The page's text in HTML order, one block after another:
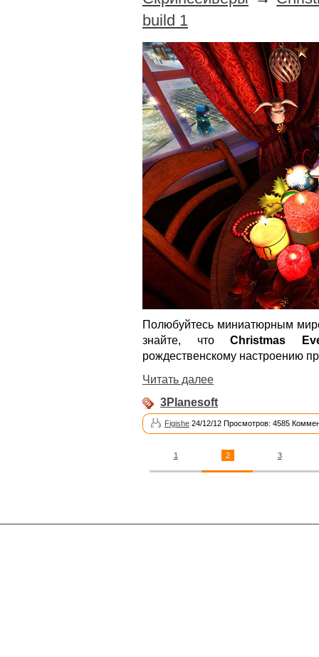
build 1
Полюбуйтесь миниатюрным
знайте, чтоChristmas
рождественскому настроению
Читать далее
3Planesoft
Figishe 24/12/12 Просмотров: 4585
1 2 3